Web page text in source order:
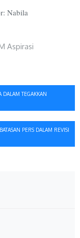
Nabila
TEGAKKAN
PERS DALAM REVISI